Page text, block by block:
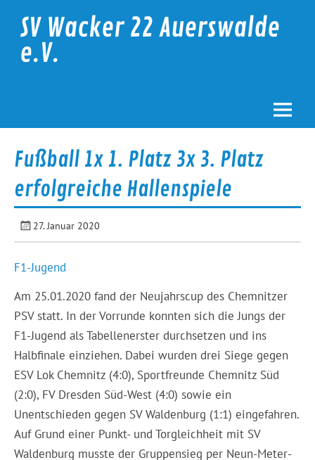
contentSV Wacker 22 Auerswalde
e.V.
Fußball 1x 1. Platz 3x 3. Platz
erfolgreiche Hallenspiele
27. Januar 2020
F1-Jugend
Am 25.01.2020 fand der Neujahrscup des Chemnitzer
PSV statt. In der Vorrunde konnten sich die Jungs der
F1-Jugend als Tabellenerster durchsetzen und ins
Halbfinale einziehen. Dabei wurden drei Siege gegen
ESV Lok Chemnitz (4:0), Sportfreunde Chemnitz Süd
(2:0), FV Dresden Süd-West (4:0) sowie ein
Unentschieden gegen SV Waldenburg (1:1) eingefahren.
Auf Grund einer Punkt- und Torgleichheit mit SV
Waldenburg musste der Gruppensieg per Neun-Meter-